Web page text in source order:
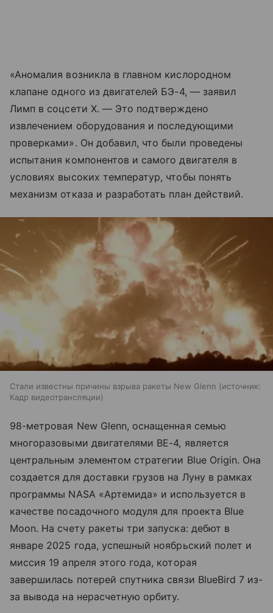
«Аномалия возникла в главном кислородном
клапане одного из двигателей БЭ-4, — заявил
Лимп в соцсети X. — Это подтверждено
извлечением оборудования и последующими
проверками». Он добавил, что были проведены
испытания компонентов и самого двигателя в
условиях высоких температур, чтобы понять
механизм отказа и разработать план действий.
Стали известны причины взрыва ракеты New Glenn
источник:
Кадр видеотрансляции
98-метровая New Glenn, оснащенная семью
многоразовыми двигателями BE-4, является
центральным элементом стратегии Blue Origin. Она
создается для доставки грузов на Луну в рамках
программы NASA «Артемида» и используется в
качестве посадочного модуля для проекта Blue
Moon. На счету ракеты три запуска: дебют в
январе 2025 года, успешный ноябрьский полет и
миссия 19 апреля этого года, которая
завершилась потерей спутника связи BlueBird 7 из-
за вывода на нерасчетную орбиту.